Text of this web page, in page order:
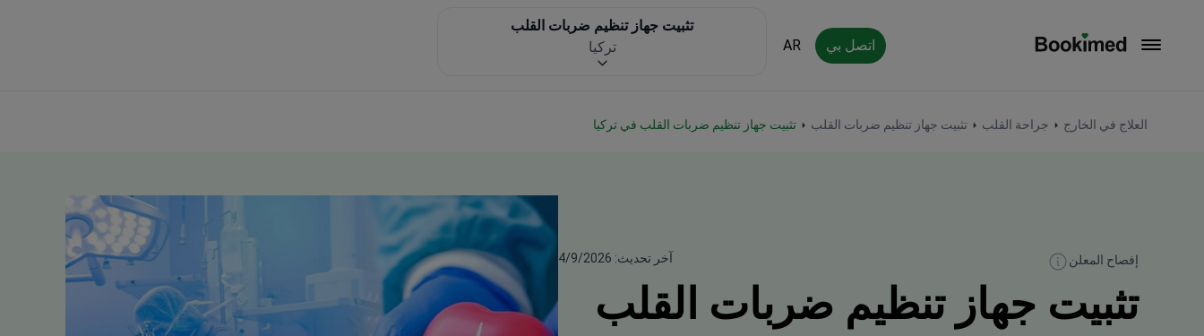
اتصل بي AR
العلاج في الخارج جراحة القلب تثبيت جهاز تنظيم ضربات القلب تثبيت جهاز تنظيم ضربات القلب في تركيا
تثبيت جهاز تنظيم ضربات القلب
تركيا
إفصاح المعلن آخر تحديث: 4/9/2026
تثبيت جهاز تنظيم ضربات القلب